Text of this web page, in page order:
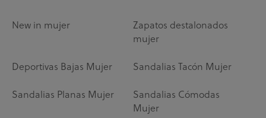
New in mujer
Zapatos destalonados
mujer
Deportivas Bajas Mujer Sandalias Tacón Mujer
Sandalias Planas Mujer
Sandalias Cómodas
Mujer